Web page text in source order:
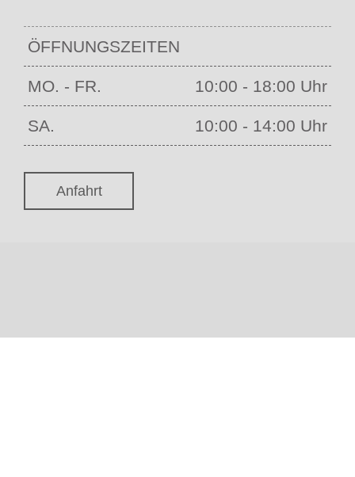
ÖFFNUNGSZEITEN
MO. - FR. 10:00 - 18:00 Uhr
SA. 10:00 - 14:00 Uhr
Anfahrt